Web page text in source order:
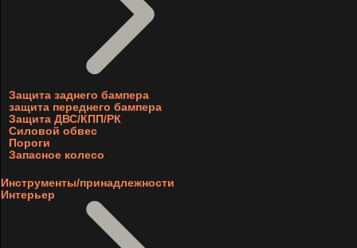
Защита заднего бампера
защита переднего бампера
Защита ДВС/КПП/РК
Силовой обвес
Пороги
Запасное колесо
Инструменты/принадлежности
Интерьер